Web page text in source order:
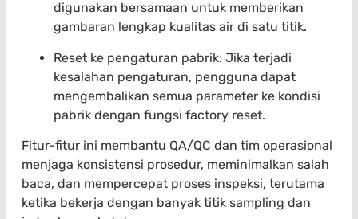
digunakan bersamaan untuk memberikan
gambaran lengkap kualitas air di satu titik.
Reset ke pengaturan pabrik: Jika terjadi
kesalahan pengaturan, pengguna dapat
mengembalikan semua parameter ke kondisi
pabrik dengan fungsi factory reset.
Fitur-fitur ini membantu QA/QC dan tim operasional
menjaga konsistensi prosedur, meminimalkan salah
baca, dan mempercepat proses inspeksi, terutama
ketika bekerja dengan banyak titik sampling dan